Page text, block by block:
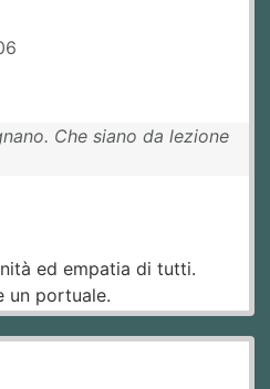
Che siano da lezione
ed empatia di tutti.
un portuale.